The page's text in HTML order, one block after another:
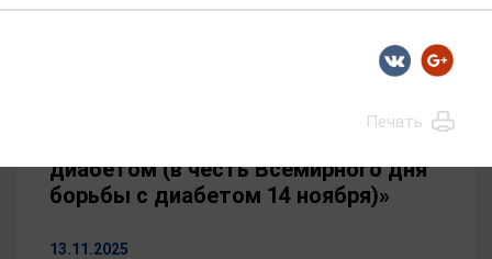
14.11.2025
2025 года в Российской Федерации
диабетом (в честь Всемирного дня
борьбы с диабетом 14 ноября)»
13.11.2025
Печать